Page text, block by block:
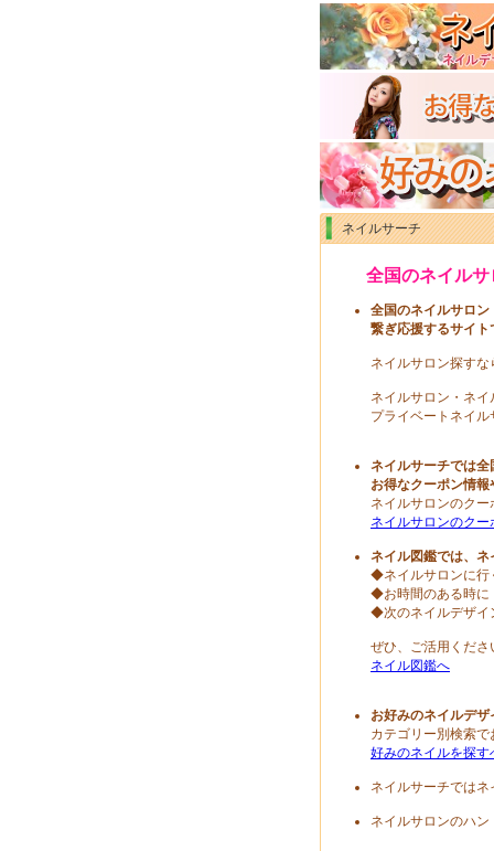
ネイルサーチ
全国のネイル
全国のネイルサロ
繋ぎ応援するサイト
ネイルサロン探す
ネイルサロン・ネ
プライベートネイ
ネイルサーチでは
お得なクーポン情
ネイルサロンのク
ネイルサロンのクー
ネイル図鑑では、
◆ネイルサロンに行
◆お時間のある時に
◆次のネイルデザイ
ぜひ、ご活用くださ
ネイル図鑑へ
お好みのネイルデ
カテゴリー別検索
好みのネイルを探す
ネイルサーチでは
ネイルサロンのハ